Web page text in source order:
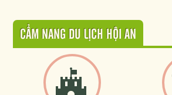
CẨM NANG DU LỊCH HỘI AN